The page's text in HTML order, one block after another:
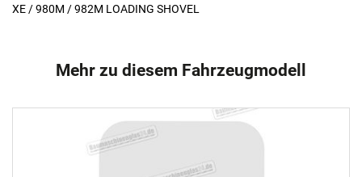
XE / 980M / 982M LOADING SHOVEL
Mehr zu diesem Fahrzeugmodell